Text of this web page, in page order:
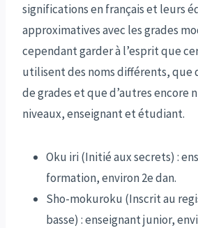
significations en français et leurs
approximatives avec les grades
cependant garder à l’esprit que
utilisent des noms différents, que
de grades et que d’autres encore
niveaux, enseignant et étudiant.
Oku iri (Initié aux secrets) :
formation, environ 2e dan.
Sho-mokuroku (Inscrit au
basse) : enseignant junior,